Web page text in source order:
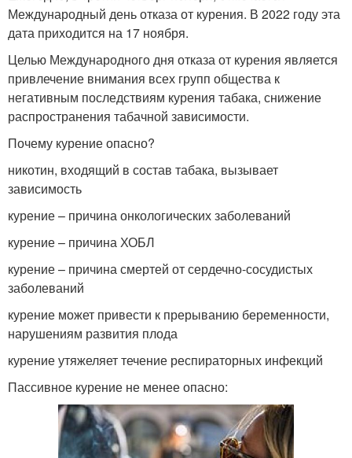
Международный день отказа от курения. В 2022 году эта
дата приходится на 17 ноября.
Целью Международного дня отказа от курения является
привлечение внимания всех групп общества к
негативным последствиям курения табака, снижение
распространения табачной зависимости.
Почему курение опасно?
никотин, входящий в состав табака, вызывает
зависимость
курение – причина онкологических заболеваний
курение – причина ХОБЛ
курение – причина смертей от сердечно-сосудистых
заболеваний
курение может привести к прерыванию беременности,
нарушениям развития плода
курение утяжеляет течение респираторных инфекций
Пассивное курение не менее опасно: